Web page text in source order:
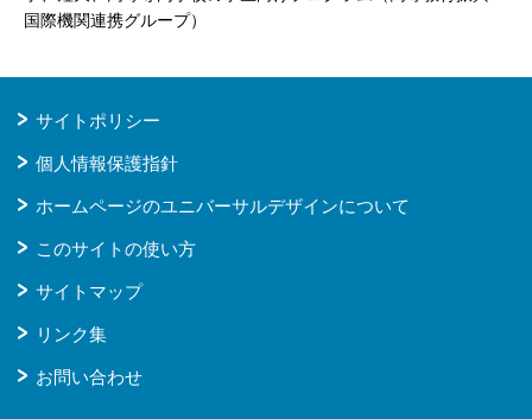
国際機関連携グループ）
サイトポリシー
個人情報保護指針
ホームページのユニバーサルデザインについて
このサイトの使い方
サイトマップ
リンク集
お問い合わせ